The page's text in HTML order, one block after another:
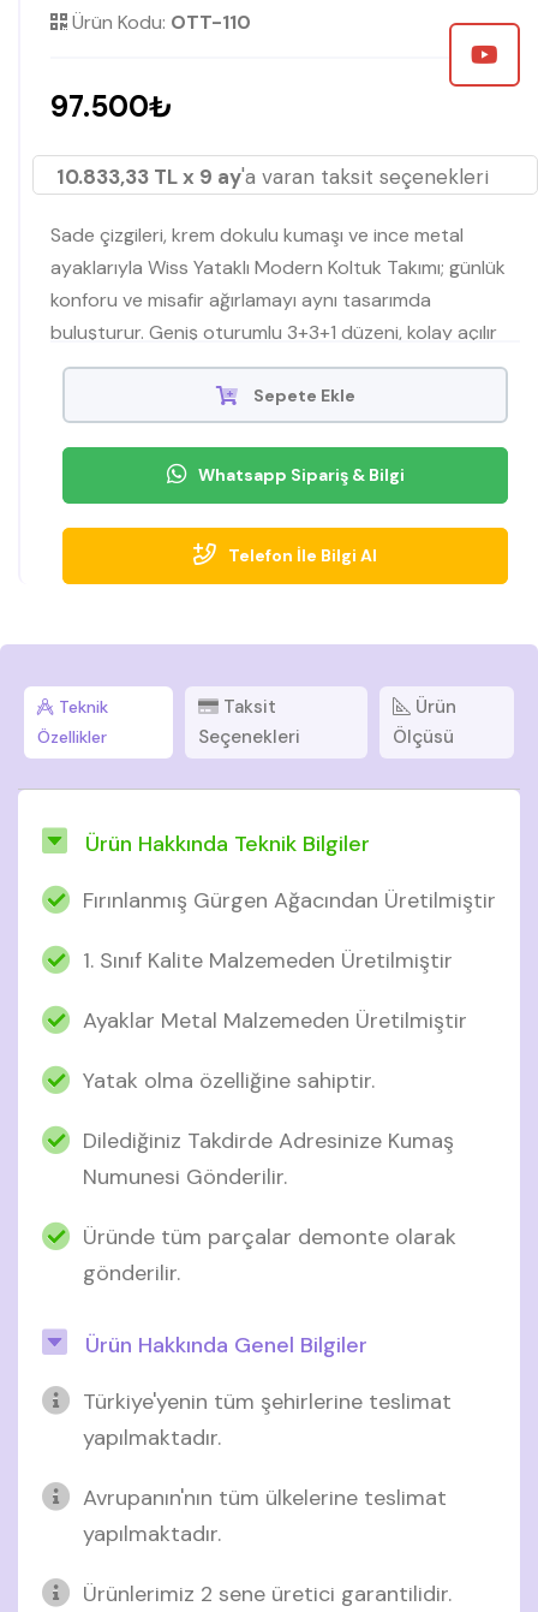
Ürün Kodu: OTT-110
97.500₺
10.833,33 TL x 9 ay'a varan taksit seçenekleri
Sade çizgileri, krem dokulu kumaşı ve ince metal
ayaklarıyla Wiss Yataklı Modern Koltuk Takımı; günlük
konforu ve misafir ağırlamayı aynı tasarımda
buluşturur. Geniş oturumlu 3+3+1 düzeni, kolay açılır
yatak mekanizması ve uzun ömürlü süngeriyle
salonunuza şık, fonksiyonel bir dokunuş katar. Modern
koltuk takımı, yataklı koltuk arayanlar için İnegöl
mobilya kalitesiyle ideal bir seçimdir.
Sepete Ekle
Whatsapp Sipariş & Bilgi
Telefon İle Bilgi Al
Teknik
Özellikler
Taksit
Seçenekleri
Ürün
Ölçüsü
Ürün Hakkında Teknik Bilgiler
Fırınlanmış Gürgen Ağacından Üretilmiştir
1. Sınıf Kalite Malzemeden Üretilmiştir
Ayaklar Metal Malzemeden Üretilmiştir
Yatak olma özelliğine sahiptir.
Dilediğiniz Takdirde Adresinize Kumaş
Numunesi Gönderilir.
Üründe tüm parçalar demonte olarak
gönderilir.
Ürün Hakkında Genel Bilgiler
Türkiye'yenin tüm şehirlerine teslimat
yapılmaktadır.
Avrupanın'nın tüm ülkelerine teslimat
yapılmaktadır.
Ürünlerimiz 2 sene üretici garantilidir.